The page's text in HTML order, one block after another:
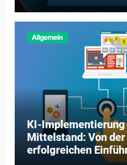
Partner setzen
Allgemein
KI-
Mittelstand: Von
erfolgreichen